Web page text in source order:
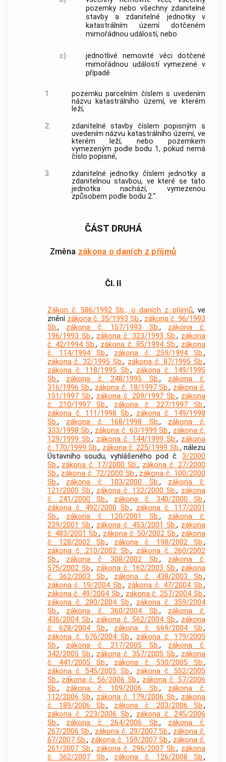
pozemky nebo všechny zdanitelné
stavby a zdanitelné jednotky v
katastrálním území dotčeném
mimořádnou událostí, nebo
c)
jednotlivé nemovité věci dotčené
mimořádnou událostí vymezené v
případě
1.
pozemku parcelním číslem s uvedením
názvu katastrálního území, ve kterém
leží,
2.
zdanitelné stavby číslem popisným s
uvedením názvu katastrálního území, ve
kterém leží, nebo pozemkem
vymezeným podle bodu 1, pokud nemá
číslo popisné,
3.
zdanitelné jednotky číslem jednotky a
zdanitelnou stavbou, ve které se tato
jednotka nachází, vymezenou
způsobem podle bodu 2.“.
ČÁST DRUHÁ
Změna zákona o daních z příjmů
Čl. II
Zákon č. 586/1992 Sb., o daních z příjmů, ve
znění zákona č. 35/1993 Sb., zákona č. 96/1993
Sb., zákona č. 157/1993 Sb., zákona č.
196/1993 Sb., zákona č. 323/1993 Sb., zákona
č. 42/1994 Sb., zákona č. 85/1994 Sb., zákona
č. 114/1994 Sb., zákona č. 259/1994 Sb.,
zákona č. 32/1995 Sb., zákona č. 87/1995 Sb.,
zákona č. 118/1995 Sb., zákona č. 149/1995
Sb., zákona č. 248/1995 Sb., zákona č.
316/1996 Sb., zákona č. 18/1997 Sb., zákona č.
151/1997 Sb., zákona č. 209/1997 Sb., zákona
č. 210/1997 Sb., zákona č. 227/1997 Sb.,
zákona č. 111/1998 Sb., zákona č. 149/1998
Sb., zákona č. 168/1998 Sb., zákona č.
333/1998 Sb., zákona č. 63/1999 Sb., zákona č.
129/1999 Sb., zákona č. 144/1999 Sb., zákona
č. 170/1999 Sb., zákona č. 225/1999 Sb., nálezu
Ústavního soudu, vyhlášeného pod č. 3/2000
Sb., zákona č. 17/2000 Sb., zákona č. 27/2000
Sb., zákona č. 72/2000 Sb., zákona č. 100/2000
Sb., zákona č. 103/2000 Sb., zákona č.
121/2000 Sb., zákona č. 132/2000 Sb., zákona
č. 241/2000 Sb., zákona č. 340/2000 Sb.,
zákona č. 492/2000 Sb., zákona č. 117/2001
Sb., zákona č. 120/2001 Sb., zákona č.
239/2001 Sb., zákona č. 453/2001 Sb., zákona
č. 483/2001 Sb., zákona č. 50/2002 Sb., zákona
č. 128/2002 Sb., zákona č. 198/2002 Sb.,
zákona č. 210/2002 Sb., zákona č. 260/2002
Sb., zákona č. 308/2002 Sb., zákona č.
575/2002 Sb., zákona č. 162/2003 Sb., zákona
č. 362/2003 Sb., zákona č. 438/2003 Sb.,
zákona č. 19/2004 Sb., zákona č. 47/2004 Sb.,
zákona č. 49/2004 Sb., zákona č. 257/2004 Sb.,
zákona č. 280/2004 Sb., zákona č. 359/2004
Sb., zákona č. 360/2004 Sb., zákona č.
436/2004 Sb., zákona č. 562/2004 Sb., zákona
č. 628/2004 Sb., zákona č. 669/2004 Sb.,
zákona č. 676/2004 Sb., zákona č. 179/2005
Sb., zákona č. 217/2005 Sb., zákona č.
342/2005 Sb., zákona č. 357/2005 Sb., zákona
č. 441/2005 Sb., zákona č. 530/2005 Sb.,
zákona č. 545/2005 Sb., zákona č. 552/2005
Sb., zákona č. 56/2006 Sb., zákona č. 57/2006
Sb., zákona č. 109/2006 Sb., zákona č.
112/2006 Sb., zákona č. 179/2006 Sb., zákona
č. 189/2006 Sb., zákona č. 203/2006 Sb.,
zákona č. 223/2006 Sb., zákona č. 245/2006
Sb., zákona č. 264/2006 Sb., zákona č.
267/2006 Sb., zákona č. 29/2007 Sb., zákona č.
67/2007 Sb., zákona č. 159/2007 Sb., zákona č.
261/2007 Sb., zákona č. 296/2007 Sb., zákona
č. 362/2007 Sb., zákona č. 126/2008 Sb.,